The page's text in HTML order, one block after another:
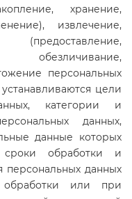
хранение,
извлечение,
(предоставление,
обезличивание,
персональных
цели
категории и
данных,
данные которых
сроки обработки и
персональных данных
или при